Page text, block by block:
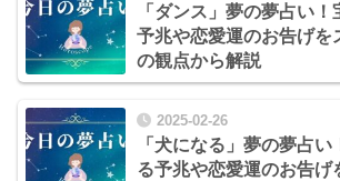
「ダンス」夢の夢占い
予兆や恋愛運のお告げを
の観点から解説
2025-02-26
「犬になる」夢の夢占
る予兆や恋愛運のお告げ